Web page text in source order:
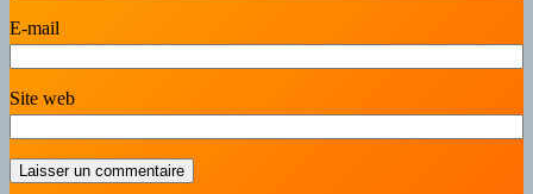
E-mail
Site web